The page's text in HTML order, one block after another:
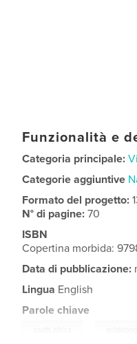
Funzionalità e
Categoria principale:
Categorie aggiuntive
Formato del progetto:
N° di pagine:70
ISBN
Copertina morbida:
Data di pubblicazione:
Lingua English
Parole chiave